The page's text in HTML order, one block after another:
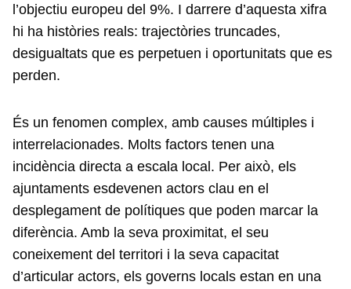
l’objectiu europeu del 9%. I darrere d’aquesta xifra
hi ha històries reals: trajectòries truncades,
desigualtats que es perpetuen i oportunitats que es
perden.
És un fenomen complex, amb causes múltiples i
interrelacionades. Molts factors tenen una
incidència directa a escala local. Per això, els
ajuntaments esdevenen actors clau en el
desplegament de polítiques que poden marcar la
diferència. Amb la seva proximitat, el seu
coneixement del territori i la seva capacitat
d’articular actors, els governs locals estan en una